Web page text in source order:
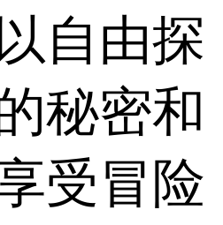
自由探
秘密和
受冒险